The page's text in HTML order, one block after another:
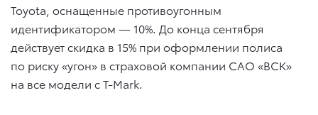
Toyota, оснащенные противоугонным
идентификатором — 10%. До конца сентября
действует скидка в 15% при оформлении полиса
по риску «угон» в страховой компании САО «ВСК»
на все модели с T-Mark.